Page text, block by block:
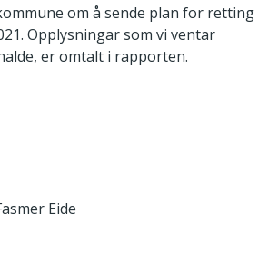
om å sende plan for retting
Opplysningar som vi ventar
er omtalt i rapporten.
Eide